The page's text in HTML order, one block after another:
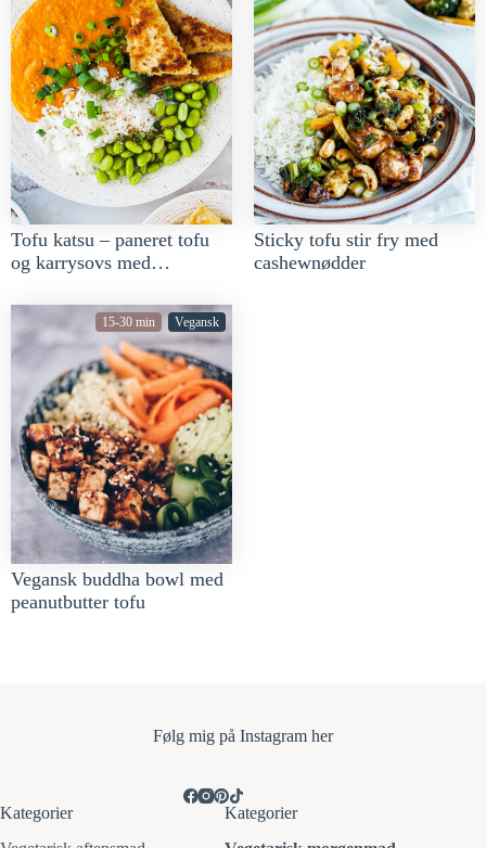
Tofu katsu – paneret tofu
og karrysovs med
Sticky tofu stir fry med
cashewnødder
15-30 min Vegansk
Vegansk buddha bowl med
peanutbutter tofu
Følg mig på Instagram her
Kategorier
Kategorier